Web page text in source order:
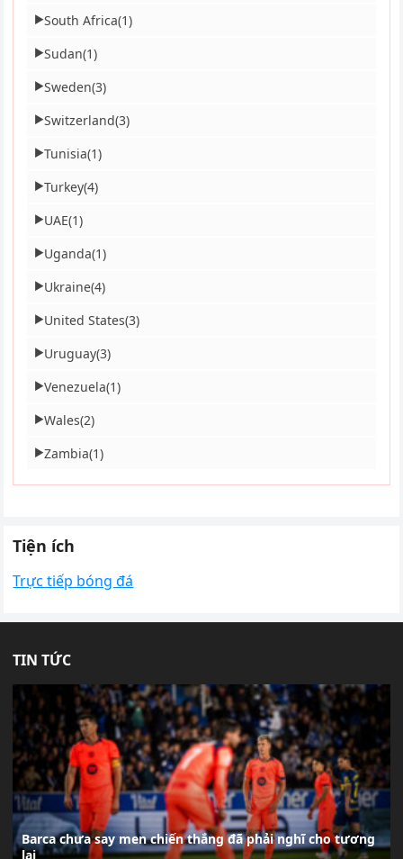
▶South Africa(1)
▶Sudan(1)
▶Sweden(3)
▶Switzerland(3)
▶Tunisia(1)
▶Turkey(4)
▶UAE(1)
▶Uganda(1)
▶Ukraine(4)
▶United States(3)
▶Uruguay(3)
▶Venezuela(1)
▶Wales(2)
▶Zambia(1)
Tiện ích
Trực tiếp bóng đá
TIN TỨC
Barca chưa say men chiến thắng đã phải nghĩ cho tương
lai